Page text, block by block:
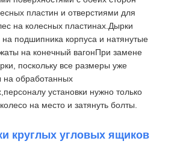
пластин и отверстиями для
на колесных пластинах.Дырки
подшипника корпуса и натянутые
на конечный вагонПри замене
поскольку все размеры уже
на обработанных
установки нужно только
на место и затянуть болты.
круглых угловых ящиков